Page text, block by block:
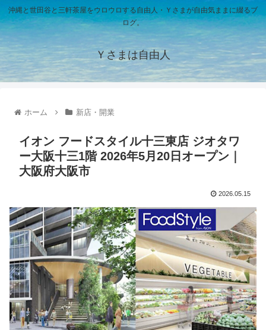
沖縄と世田谷と三軒茶屋をウロウロする自由人・Ｙさまが自由気ままに綴るブ
ログ。
Ｙさまは自由人
ホーム 新店・開業
イオン フードスタイル十三東店 ジオタワ
ー大阪十三1階 2026年5月20日オープン｜
大阪府大阪市
2026.05.15